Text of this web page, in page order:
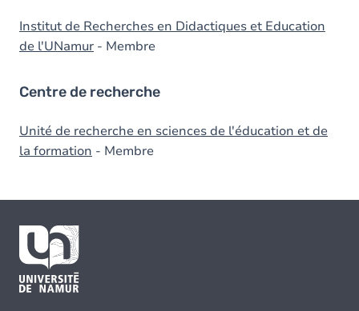
Institut de Recherches en Didactiques et Education
de l'UNamur - Membre
Centre de recherche
Unité de recherche en sciences de l'éducation et de
la formation - Membre